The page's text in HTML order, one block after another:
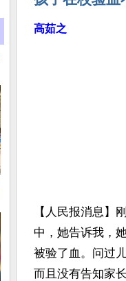
高茹之
【人民报消息】
中，她告诉我，
被验了血。问过
而且没有告知家长